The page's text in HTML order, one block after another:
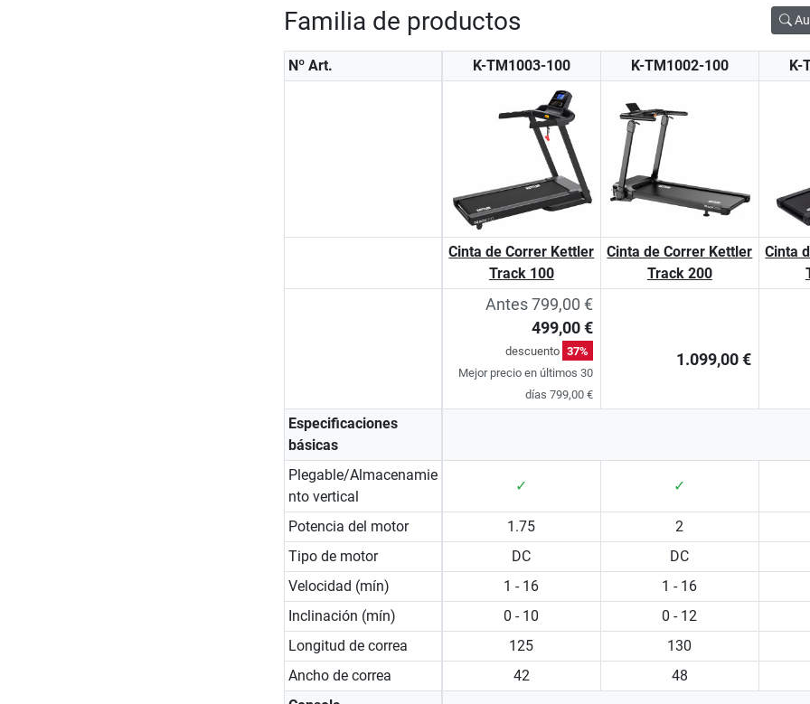
Familia de productos
Nº Art. K-TM1003-100 K-TM1002-100 K-
Cinta de Correr Kettler
Track 100
Cinta de Correr Kettler
Track 200
Cinta
Antes 799,00 €
499,00 €
descuento 37%
Mejor precio en últimos 30
días 799,00 €
1.099,00 €
Especificaciones
básicas
Plegable/Almacenamie
nto vertical
✓ ✓
Potencia del motor 1.75 2
Tipo de motor
DC DC
Velocidad (mín)
1 - 16 1 - 16
Inclinación (mín)
0 - 10 0 - 12
Longitud de correa
125 130
Ancho de correa
42 48